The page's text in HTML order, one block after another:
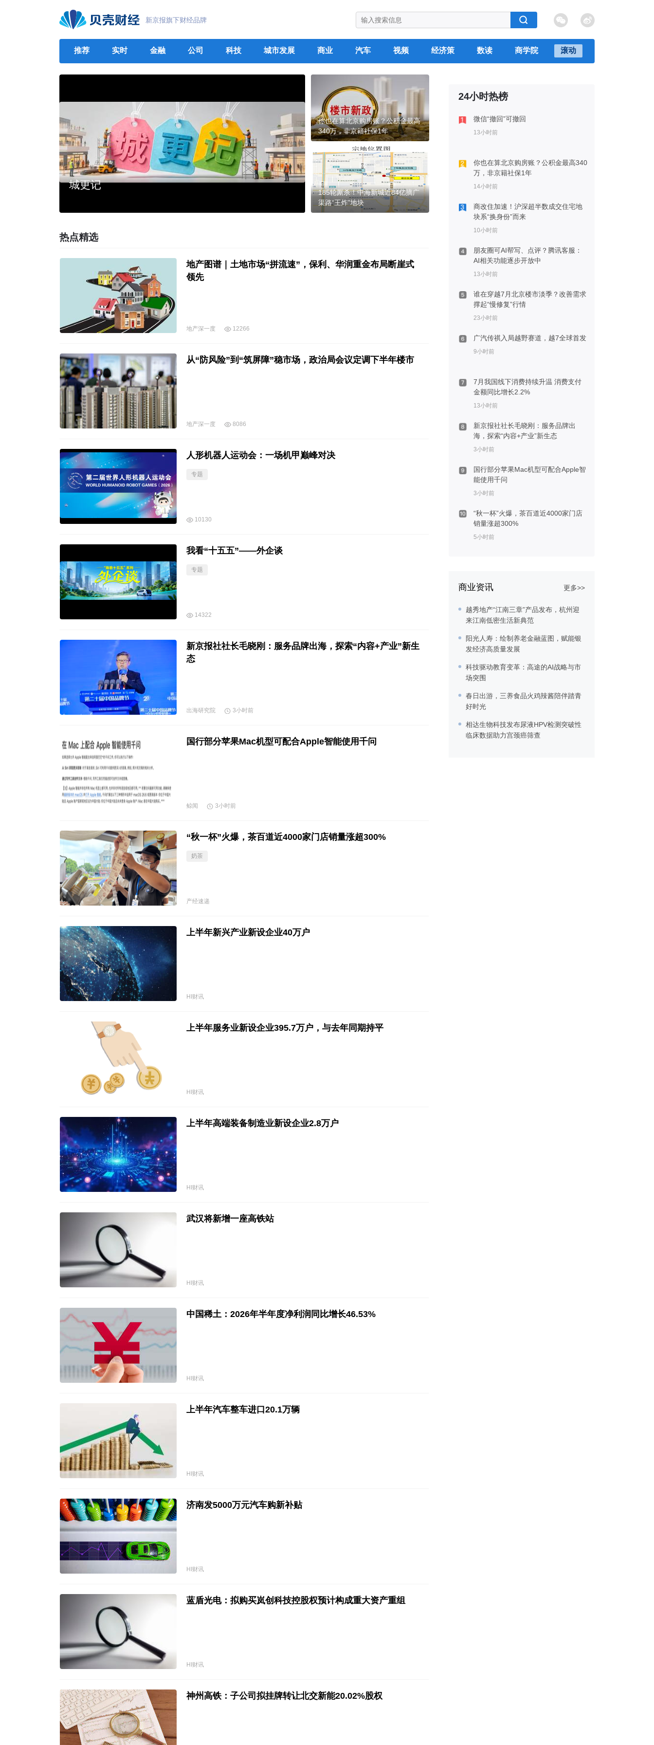
新京报旗下财经品牌
推荐 实时 金融 公司 科技 城市发展 商业 汽车 视频 经济策 数读 商学院 滚动
城更记
你也在算北京购房账？公积金最高
340万，非京籍社保1年
185轮厮杀！中海新城近84亿摘广
渠路“王炸”地块
热点精选
地产图谱｜土地市场“拼流速”，保利、华润重金布局断崖式
领先
地产深一度 12266
从“防风险”到“筑屏障”稳市场，政治局会议定调下半年楼市
地产深一度 8086
人形机器人运动会：一场机甲巅峰对决
专题
10130
我看“十五五”——外企谈
专题
14322
新京报社社长毛晓刚：服务品牌出海，探索“内容+产业”新生
态
出海研究院 3小时前
国行部分苹果Mac机型可配合Apple智能使用千问
鲸闻 3小时前
“秋一杯”火爆，茶百道近4000家门店销量涨超300%
奶茶
产经速递
上半年新兴产业新设企业40万户
HI财讯
上半年服务业新设企业395.7万户，与去年同期持平
HI财讯
上半年高端装备制造业新设企业2.8万户
HI财讯
武汉将新增一座高铁站
HI财讯
中国稀土：2026年半年度净利润同比增长46.53%
HI财讯
上半年汽车整车进口20.1万辆
HI财讯
济南发5000万元汽车购新补贴
HI财讯
蓝盾光电：拟购买岚创科技控股权预计构成重大资产重组
HI财讯
神州高铁：子公司拟挂牌转让北交新能20.02%股权
24小时热榜
微信“撤回”可撤回
13小时前
你也在算北京购房账？公积金最高340
万，非京籍社保1年
14小时前
商改住加速！沪深超半数成交住宅地
块系“换身份”而来
10小时前
朋友圈可AI帮写、点评？腾讯客服：
AI相关功能逐步开放中
13小时前
谁在穿越7月北京楼市淡季？改善需求
撑起“慢修复”行情
23小时前
广汽传祺入局越野赛道，越7全球首发
9小时前
7月我国线下消费持续升温 消费支付
金额同比增长2.2%
13小时前
新京报社社长毛晓刚：服务品牌出
海，探索“内容+产业”新生态
3小时前
国行部分苹果Mac机型可配合Apple智
能使用千问
3小时前
“秋一杯”火爆，茶百道近4000家门店
销量涨超300%
5小时前
商业资讯 更多>>
越秀地产“江南三章”产品发布，杭州迎
来江南低密生活新典范
阳光人寿：绘制养老金融蓝图，赋能银
发经济高质量发展
科技驱动教育变革：高途的AI战略与市
场突围
春日出游，三养食品火鸡辣酱陪伴踏青
好时光
相达生物科技发布尿液HPV检测突破性
临床数据助力宫颈癌筛查